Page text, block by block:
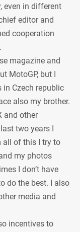
even in different
editor and
cooperation
magazine and
MotoGP, but I
in Czech republic
also my brother.
and other
two years I
all of this I try to
my photos
I don’t have
do the best. I also
media and
incentives to